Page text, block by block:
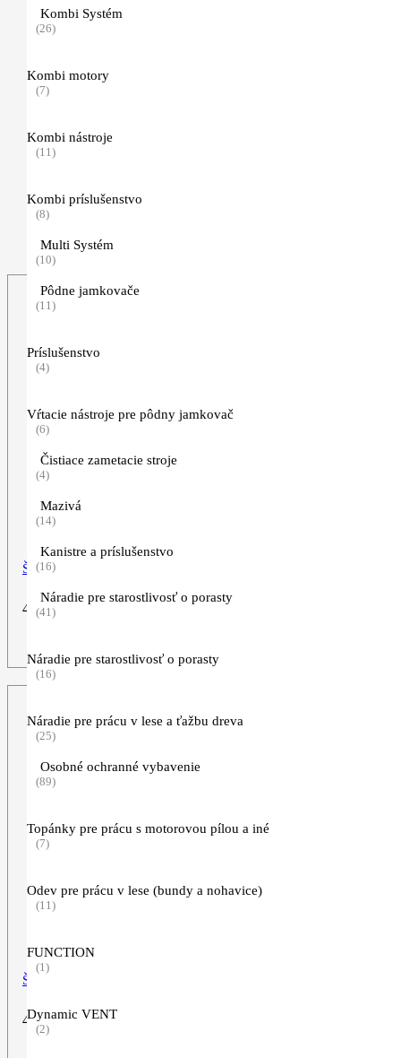
(41)
(11)
(5)
TIMBERSPORTS, hračky a predmety pre voľný čas
(123)
Štiepkovací nôž (270mm 2R)
44,90€
Štiepkovací nôž (320mm 2R)
44,90€
Kombi Systém
(26)
Kombi motory
(7)
Kombi nástroje
(11)
Kombi príslušenstvo
(8)
Multi Systém
(10)
Pôdne jamkovače
(11)
Príslušenstvo
(4)
Vŕtacie nástroje pre pôdny jamkovač
(6)
Čistiace zametacie stroje
(4)
Mazivá
(14)
Kanistre a príslušenstvo
(16)
Náradie pre starostlivosť o porasty
(41)
Náradie pre starostlivosť o porasty
(16)
Náradie pre prácu v lese a ťažbu dreva
(25)
Osobné ochranné vybavenie
(89)
Topánky pre prácu s motorovou pílou a iné
(7)
Odev pre prácu v lese (bundy a nohavice)
(11)
FUNCTION
(1)
Dynamic VENT
(2)